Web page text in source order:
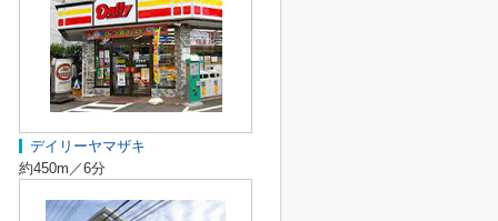
デイリーヤマザキ
約450m／6分